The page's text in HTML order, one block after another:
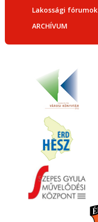
Lakossági fórumok
ARCHÍVUM